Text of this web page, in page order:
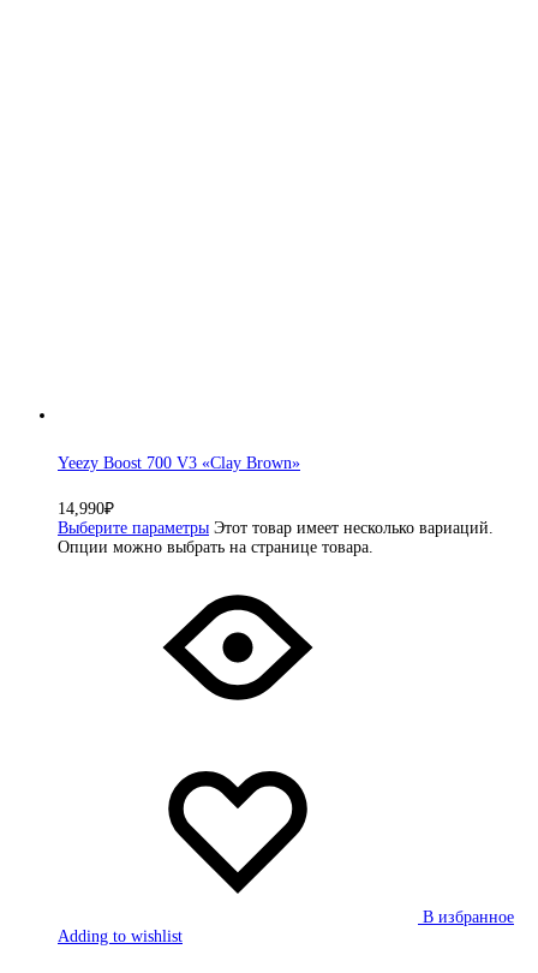
Yeezy Boost 700 V3 «Clay Brown»
14,990₽
Выберите параметры Этот товар имеет несколько вариаций.
Опции можно выбрать на странице товара.
В избранное
Adding to wishlist